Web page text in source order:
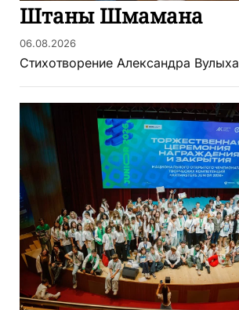
Штаны Шмамана
06.08.2026
Стихотворение Александра Вулыха